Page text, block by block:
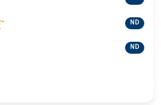
ND
ND